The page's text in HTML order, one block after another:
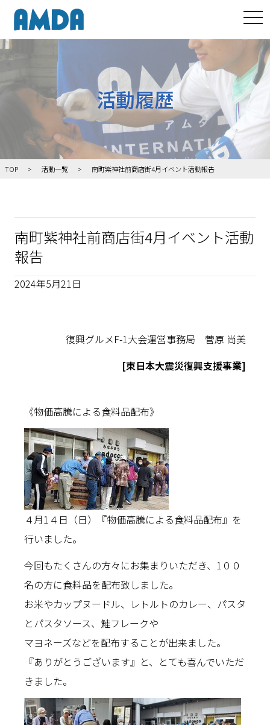
活動履歴
TOP 活動一覧 南町紫神社前商店街4月イベント活動報告
南町紫神社前商店街4月イベント活動
報告
2024年5月21日
復興グルメF-1大会運営事務局 菅原 尚美
[東日本大震災復興支援事業]
《物価高騰による食料品配布》
４月1４日（日）『物価高騰による食料品配布』を
行いました。
今回もたくさんの方々にお集まりいただき、1００
名の方に食料品を配布致しました。
お米やカップヌードル、レトルトのカレー、パスタ
とパスタソース、鮭フレークや
マヨネーズなどを配布することが出来ました。
『ありがとうございます』と、とても喜んでいただ
きました。